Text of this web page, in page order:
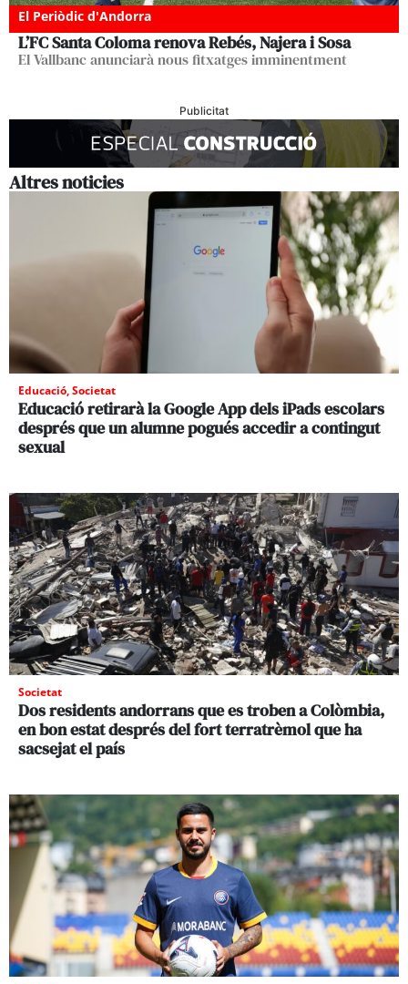
El Periòdic d'Andorra
L’FC Santa Coloma renova Rebés, Najera i Sosa
El Vallbanc anunciarà nous fitxatges imminentment
Publicitat
Altres noticies
Educació,Societat
Educació retirarà la Google App dels iPads escolars
després que un alumne pogués accedir a contingut
sexual
Societat
Dos residents andorrans que es troben a Colòmbia,
en bon estat després del fort terratrèmol que ha
sacsejat el país